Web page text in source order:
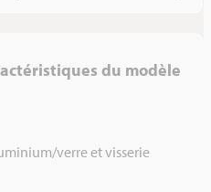
2
6
du modèle
verre et visserie